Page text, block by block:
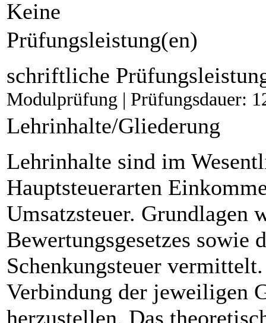
Keine
Prüfungsleistung(en)
schriftliche
Modulprüfung | Prüfungsdauer:
Lehrinhalte/Gliederung
Lehrinhalte sind im
Hauptsteuerarten
Umsatzsteuer. Grundlagen
Bewertungsgesetzes sowie
Schenkungsteuer
Verbindung der jeweiligen
herzustellen. Das